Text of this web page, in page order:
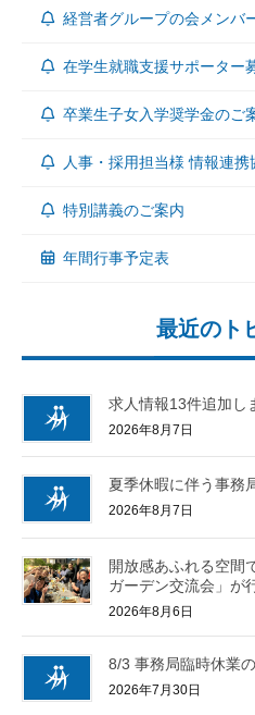
経営者グループの会メンバ
在学生就職支援サポーター
卒業生子女入学奨学金のご
人事・採用担当様 情報連携
特別講義のご案内
年間行事予定表
最近のト
求人情報13件追加し
2026年8月7日
夏季休暇に伴う事務
2026年8月7日
開放感あふれる空間
ガーデン交流会」が
2026年8月6日
8/3 事務局臨時休業
2026年7月30日